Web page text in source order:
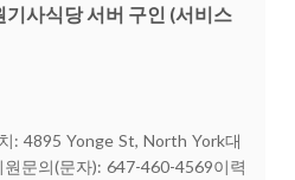
사식당 서버 구인 (서비스
: 4895 Yonge St, North York대
문의(문자): 647-460-4569이력